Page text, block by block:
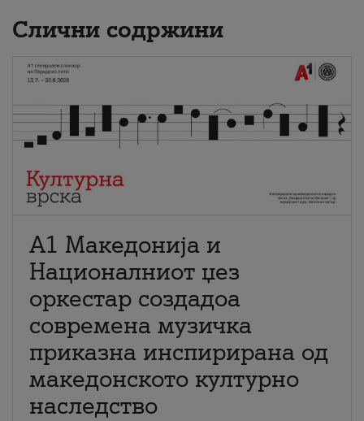
Слични содржини
А1 Македонија и
Националниот џез
оркестар создадоа
современа музичка
приказна инспирирана од
македонското културно
наследство